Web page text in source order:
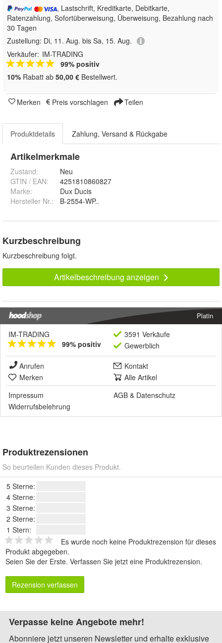
, Lastschrift, Kreditkarte, Debitkarte,
Ratenzahlung, Sofortüberweisung, Überweisung, Bezahlung nach
30 Tagen
Zustellung: Di, 11. Aug. bis Sa, 15. Aug.
Verkäufer: IM-TRADING
99% positiv
10% Rabatt ab 50,00 € Bestellwert.
Merken Preis vorschlagen Teilen
Produktdetails Zahlung, Versand & Rückgabe
Artikelmerkmale
Zustand:
Neu
GTIN / EAN:
4251810860827
Marke:
Dux Ducis
Hersteller Nr.:
B-2554-WP..
Kurzbeschreibung
Kurzbeschreibung folgt.
Artikelbeschreibung anzeigen
Platin
IM-TRADING
99% positiv
3591 Verkäufe
Gewerblich
Anrufen
Kontakt
Merken
Alle Artikel
Impressum
AGB & Datenschutz
Widerrufsbelehrung
Produktrezensionen
So beurteilen Kunden dieses Produkt.
5 Sterne:
4 Sterne:
3 Sterne:
2 Sterne:
1 Stern:
Es wurde noch keine Produktrezension für dieses
Produkt abgegeben.
Seien Sie der Erste. Verfassen Sie jetzt eine Produktrezension.
Rezension verfassen
Verpasse keine Angebote mehr!
Abonniere jetzt unseren Newsletter und erhalte exklusive